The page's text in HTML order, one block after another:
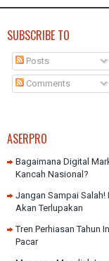
SUBSCRIBE TO
Posts
Comments
ASERPRO
Bagaimana Digital
Kancah Nasional?
Jangan Sampai
Akan Terlupakan
Tren Perhiasan Tahun
Pacar